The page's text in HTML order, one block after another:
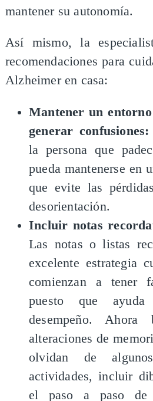
mantener su autonomía.
Así mismo, la
recomendaciones para
Alzheimer en casa:
Mantener un
generar confusiones:
la persona que
pueda mantenerse en
que evite las
desorientación.
Incluir notas
Las notas o listas
excelente estrategia
comienzan a tener
puesto que
desempeño.
alteraciones de
olvidan de
actividades, incluir
el paso a paso de